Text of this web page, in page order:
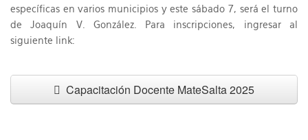
específicas en varios municipios y este sábado 7, será el turno
de Joaquín V. González. Para inscripciones, ingresar al
siguiente link:
Capacitación Docente MateSalta 2025